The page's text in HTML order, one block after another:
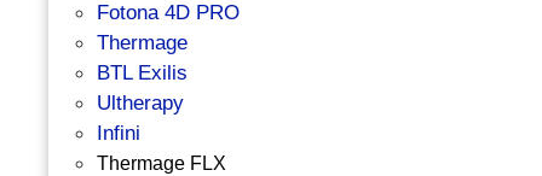
Fotona 4D PRO
Thermage
BTL Exilis
Ultherapy
Infini
Thermage FLX